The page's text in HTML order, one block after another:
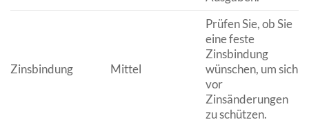
Zinsbindung Mittel
Prüfen Sie, ob Sie
eine feste
Zinsbindung
wünschen, um sich
vor
Zinsänderungen
zu schützen.